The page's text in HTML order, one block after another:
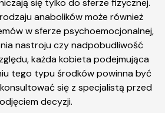
się tylko do sferze fizycznej.
anabolików może również
w sferze psychoemocjonalnej,
nastroju czy nadpobudliwość
każda kobieta podejmująca
tego typu środków powinna być
się z specjalistą przed
decyzji.